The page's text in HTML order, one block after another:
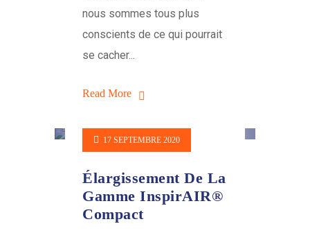
nous sommes tous plus
conscients de ce qui pourrait
se cacher...
Read More
17 SEPTEMBRE 2020
Élargissement De La
Gamme InspirAIR®
Compact